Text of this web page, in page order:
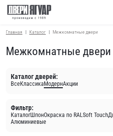
Главная Каталог Межкомнатные двери
Межкомнатные двери
Каталог дверей:
ВсеКлассика МодернАкции
Фильтр:
КаталогШпонОкраска по RALSoft Touch
Алюминиевые